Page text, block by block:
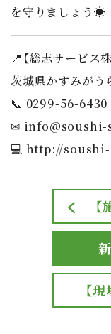
を守りましょう☀️
📍【総志サービス
茨城県かすみが
📞 0299-56-6430
✉
💻 http://
【